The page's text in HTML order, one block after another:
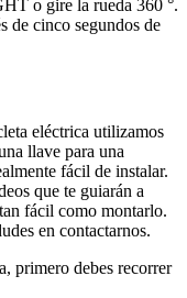
o gire la rueda 360 °.
de cinco segundos de
eléctrica utilizamos
llave para una
fácil de instalar.
que te guiarán a
fácil como montarlo.
en contactarnos.
primero debes recorrer